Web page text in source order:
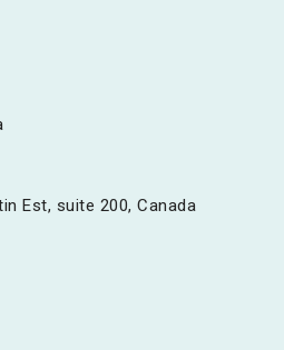
Est, suite 200, Canada